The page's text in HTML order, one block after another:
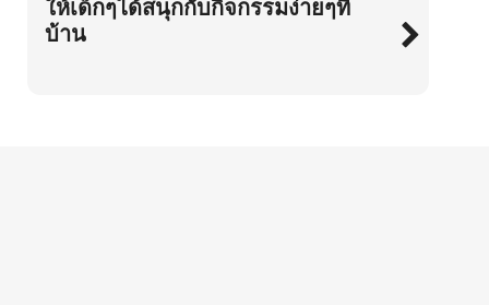
ให้เด็กๆได้สนุกกับกิจกรรมง่ายๆที่
บ้าน